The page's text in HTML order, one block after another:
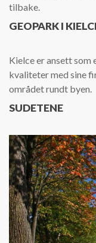
tilbake.
GEOPARK I
Kielce er ansett som
kvaliteter med sine
området rundt byen.
SUDETENE